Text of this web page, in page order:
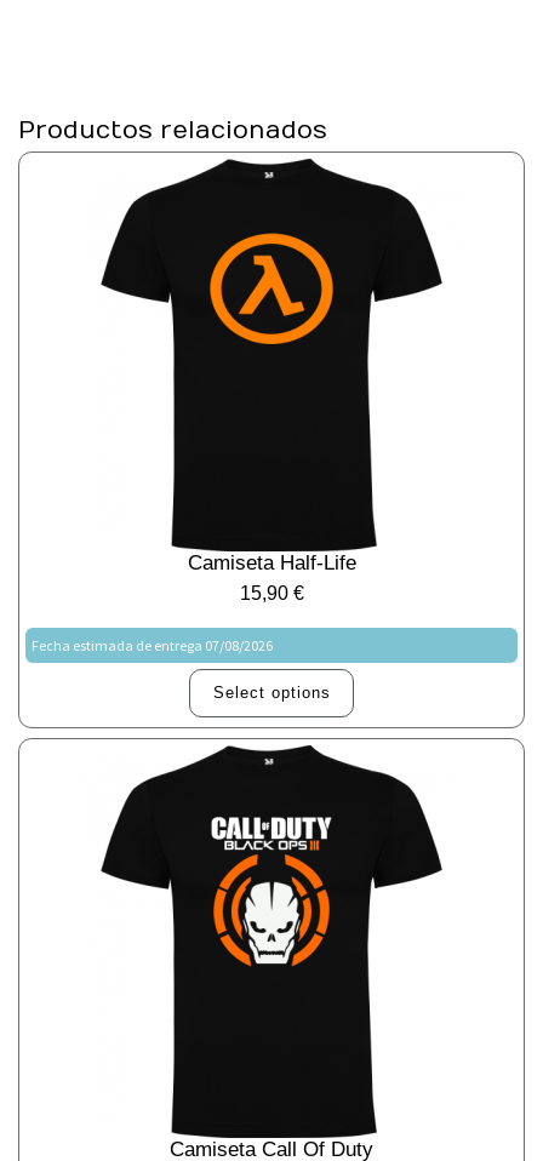
Productos relacionados
Camiseta Half-Life
15,90 €
Fecha estimada de entrega 07/08/2026
Select options
Camiseta Call Of Duty